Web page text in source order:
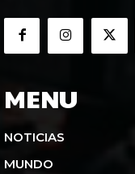
MENU
NOTICIAS
MUNDO